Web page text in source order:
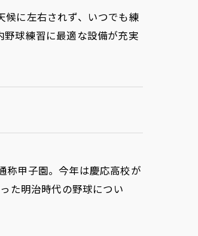
に左右されず、いつでも練
球練習に最適な設備が充実
称甲子園。今年は慶応高校が
た明治時代の野球につい